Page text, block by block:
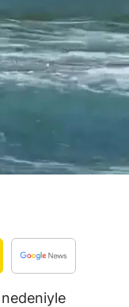
Bolu
Burdur
Bursa
Çankırı
Diyarbakır
nedeniyle